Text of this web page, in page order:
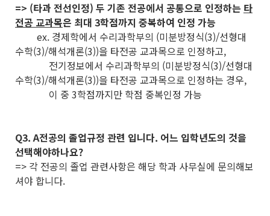
=> (타과 전선인정) 두 기존 전공에서 공통으로 인정하는 타
전공 교과목은 최대 3학점까지 중복하여 인정 가능
ex. 경제학에서 수리과학부의 (미분방정식(3)/선형대
수학(3)/해석개론(3))을 타전공 교과목으로 인정하고,
전기정보에서 수리과학부의 (미분방정식(3)/선형대
수학(3)/해석개론(3))을 타전공 교과목으로 인정하는 경우,
이 중 3학점까지만 학점 중복인정 가능
Q3. A전공의 졸업규정 관련 입니다. 어느 입학년도의 것을
선택해야하나요?
=> 각 전공의 졸업 관련사항은 해당 학과 사무실에 문의해보
셔야 합니다.